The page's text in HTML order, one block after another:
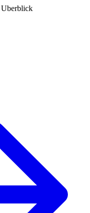
Uberblick